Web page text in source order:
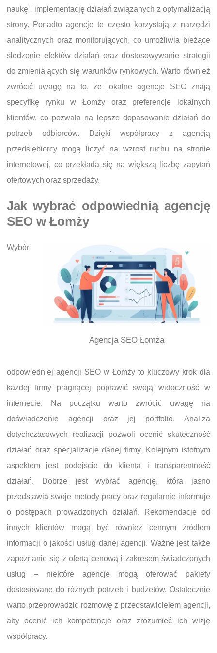
naukę i implementację działań związanych z optymalizacją
strony. Ponadto agencje te często korzystają z narzędzi
analitycznych oraz monitorujących, co umożliwia bieżące
śledzenie efektów działań oraz dostosowywanie strategii
do zmieniających się warunków rynkowych. Warto również
zwrócić uwagę na to, że lokalne agencje SEO znają
specyfikę rynku w Łomży oraz preferencje lokalnych
klientów, co pozwala na lepsze dopasowanie działań do
potrzeb odbiorców. Dzięki współpracy z agencją
przedsiębiorcy mogą liczyć na wzrost ruchu na stronie
internetowej, co przekłada się na większą liczbę zapytań
ofertowych oraz sprzedaży.
Jak wybrać odpowiednią agencję
SEO w Łomży
Agencja SEO Łomża
Wybór
odpowiedniej agencji SEO w Łomży to kluczowy krok dla
każdej firmy pragnącej poprawić swoją widoczność w
internecie. Na początku warto zwrócić uwagę na
doświadczenie agencji oraz jej portfolio. Analiza
dotychczasowych realizacji pozwoli ocenić skuteczność
działań oraz specjalizacje danej firmy. Kolejnym istotnym
aspektem jest podejście do klienta i transparentność
działań. Dobrze jest wybrać agencję, która jasno
przedstawia swoje metody pracy oraz regularnie informuje
o postępach prowadzonych działań. Rekomendacje od
innych klientów mogą być również cennym źródłem
informacji o jakości usług danej agencji. Ważne jest także
zapoznanie się z ofertą cenową i zakresem świadczonych
usług – niektóre agencje mogą oferować pakiety
dostosowane do różnych potrzeb i budżetów. Ostatecznie
warto przeprowadzić rozmowę z przedstawicielem agencji,
aby ocenić ich kompetencje oraz zrozumieć ich wizję
współpracy.